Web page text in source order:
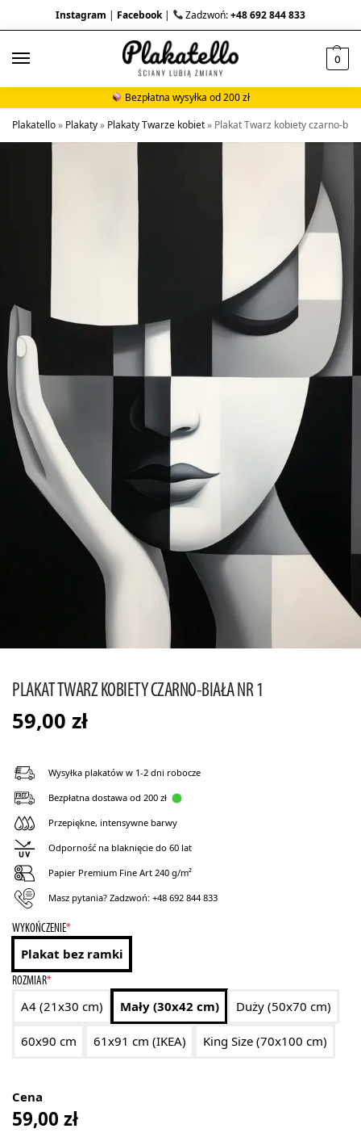
Instagram | Facebook| Zadzwoń:+48 692 844 833
0
Bezpłatna wysyłka od 200 zł
Plakatello» Plakaty» Plakaty Twarze kobiet» Plakat Twarz kobiety czarno-
PLAKAT TWARZ KOBIETY CZARNO-BIAŁA NR 1
59,00 zł
Wysyłka plakatów w 1-2 dni robocze
Bezpłatna dostawa od 200 zł
Przepiękne, intensywne barwy
Odporność na blaknięcie do 60 lat
Papier Premium Fine Art 240 g/m²
Masz pytania? Zadzwoń: +48 692 844 833
*
WYKOŃCZENIE
Plakat bez ramki
*
ROZMIAR
A4 (21x30 cm) Mały (30x42 cm) Duży (50x70 cm)
60x90 cm 61x91 cm (IKEA) King Size (70x100 cm)
Cena
59,00 zł